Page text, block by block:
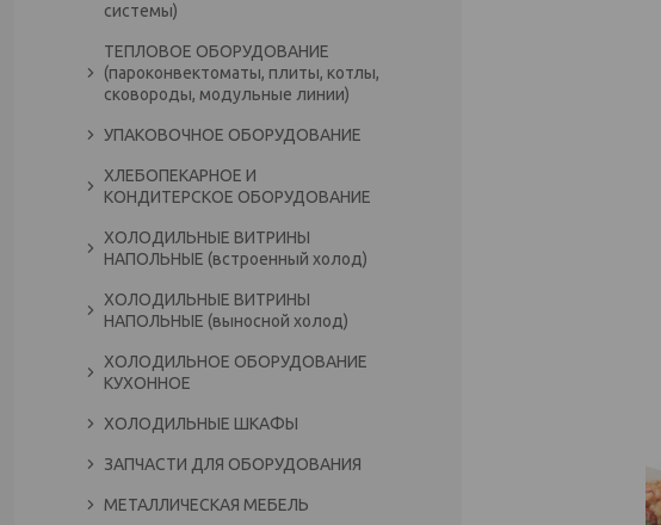
системы)
ТЕПЛОВОЕ ОБОРУДОВАНИЕ
(пароконвектоматы, плиты, котлы,
сковороды, модульные линии)
УПАКОВОЧНОЕ ОБОРУДОВАНИЕ
ХЛЕБОПЕКАРНОЕ И
КОНДИТЕРСКОЕ ОБОРУДОВАНИЕ
ХОЛОДИЛЬНЫЕ ВИТРИНЫ
НАПОЛЬНЫЕ (встроенный холод)
ХОЛОДИЛЬНЫЕ ВИТРИНЫ
НАПОЛЬНЫЕ (выносной холод)
ХОЛОДИЛЬНОЕ ОБОРУДОВАНИЕ
КУХОННОЕ
ХОЛОДИЛЬНЫЕ ШКАФЫ
ЗАПЧАСТИ ДЛЯ ОБОРУДОВАНИЯ
МЕТАЛЛИЧЕСКАЯ МЕБЕЛЬ